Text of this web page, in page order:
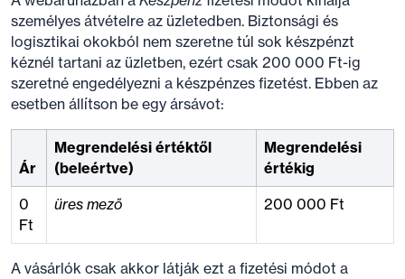
személyes átvételre az üzletedben. Biztonsági és
logisztikai okokból nem szeretne túl sok készpénzt
kéznél tartani az üzletben, ezért csak 200 000 Ft-ig
szeretné engedélyezni a készpénzes fizetést. Ebben az
esetben állítson be egy ársávot:
Ár
Megrendelési értéktől
(beleértve)
Megrendelési
értékig
0
Ft
üres mező 200 000 Ft
A vásárlók csak akkor látják ezt a fizetési módot a